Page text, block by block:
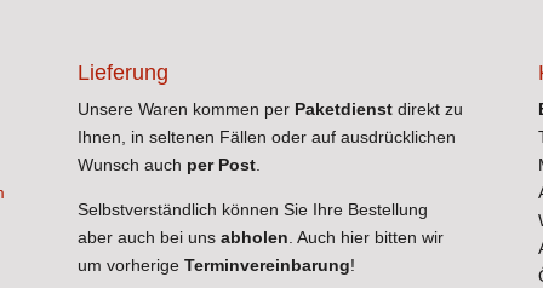
Lieferung
Unsere Waren kommen per Paketdienstdirekt zu
Ihnen, in seltenen Fällen oder auf ausdrücklichen
Wunsch auch per Post.
Selbstverständlich können Sie Ihre Bestellung
aber auch bei uns abholen. Auch hier bitten wir
um vorherige Terminvereinbarung!